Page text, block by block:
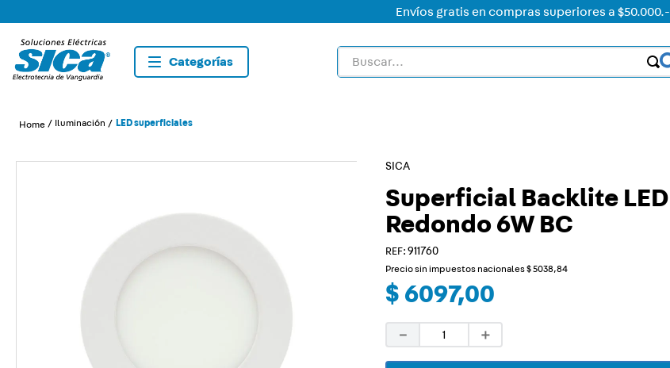
Envíos gratis en compras superiores a $50.000.-
Buscar...
Iluminación LED superficiales
SICA
Superficial Backlite LED
Redondo 6W BC
: 911760
Precio sin impuestos nacionales$5038,84
$ 6097,00
＋
－